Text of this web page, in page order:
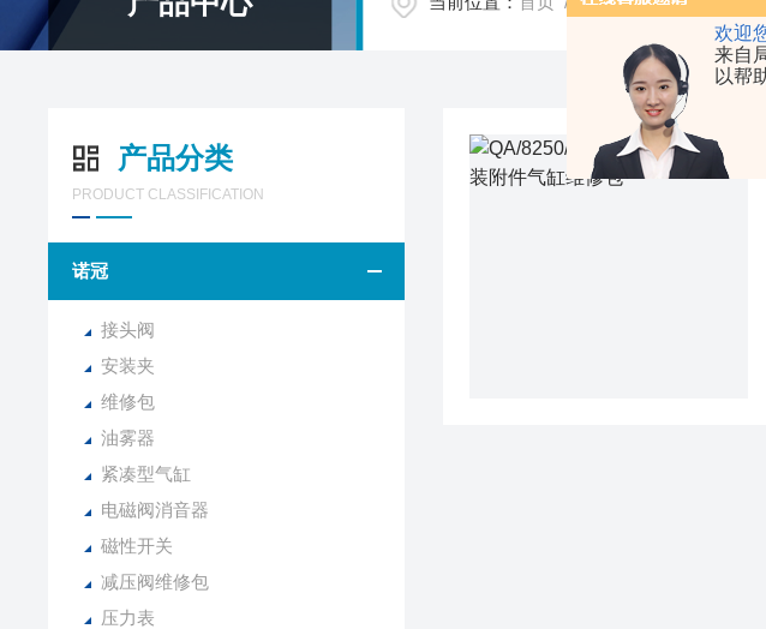
欢迎
来自
以帮
产品分类
PRODUCT CLASSIFICATION
诺冠
接头阀
安装夹
维修包
油雾器
紧凑型气缸
电磁阀消音器
磁性开关
减压阀维修包
压力表